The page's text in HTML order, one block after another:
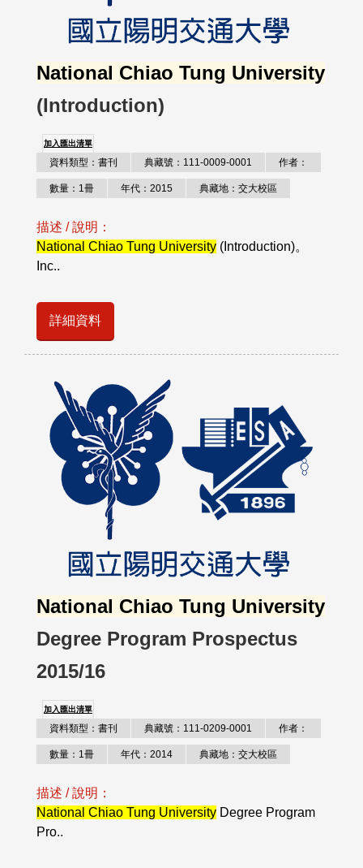
National Chiao Tung University
(Introduction)
加入匯出清單
資料類型：書刊 典藏號：111-0009-0001 作者：
數量：1冊 年代：2015 典藏地：交大校區
描述 / 說明：
National Chiao Tung University (Introduction)。
Inc..
詳細資料
National Chiao Tung University
Degree Program Prospectus
2015/16
加入匯出清單
資料類型：書刊 典藏號：111-0209-0001 作者：
數量：1冊 年代：2014 典藏地：交大校區
描述 / 說明：
National Chiao Tung University Degree Program
Pro..